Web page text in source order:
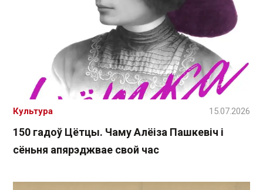
150 гадоў Цётцы. Чаму Алёіза Пашкевіч і
сёньня апярэджвае свой час
Культура 15.07.2026